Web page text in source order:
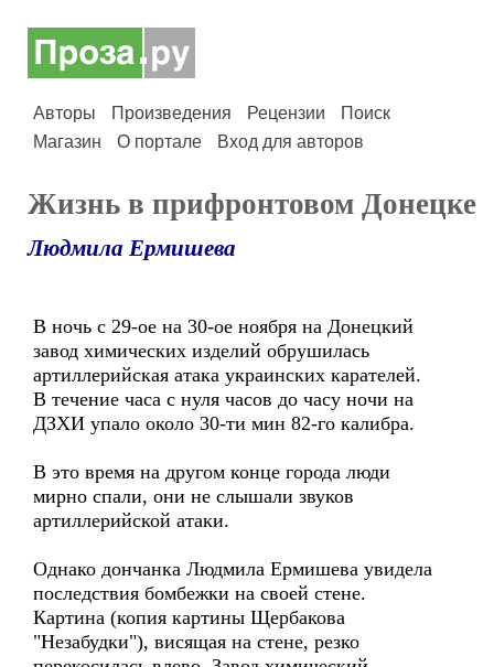
Авторы Произведения Рецензии
Поиск
Магазин
О портале Вход для авторов
Жизнь в прифронтовом Донецке
Людмила Ермишева
В ночь с 29-ое на 30-ое ноября на Донецкий
завод химических изделий обрушилась
артиллерийская атака украинских карателей.
В течение часа с нуля часов до часу ночи на
ДЗХИ упало около 30-ти мин 82-го калибра.
В это время на другом конце города люди
мирно спали, они не слышали звуков
артиллерийской атаки.
Однако дончанка Людмила Ермишева увидела
последствия бомбежки на своей стене.
Картина (копия картины Щербакова
"Незабудки"), висящая на стене, резко